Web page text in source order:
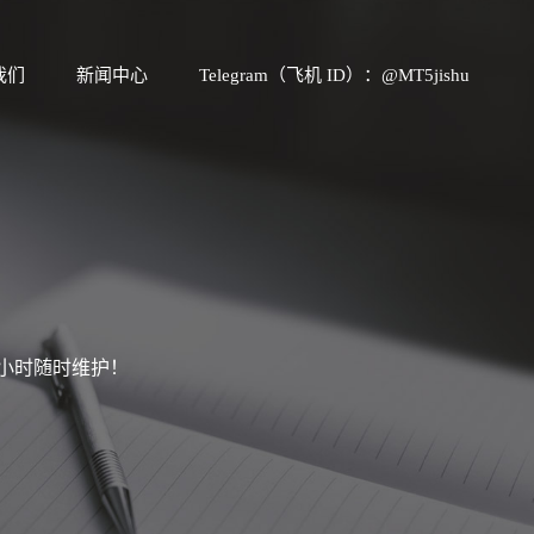
新闻中心 Telegram（飞机 ID）：@MT5jishu
时随时维护！